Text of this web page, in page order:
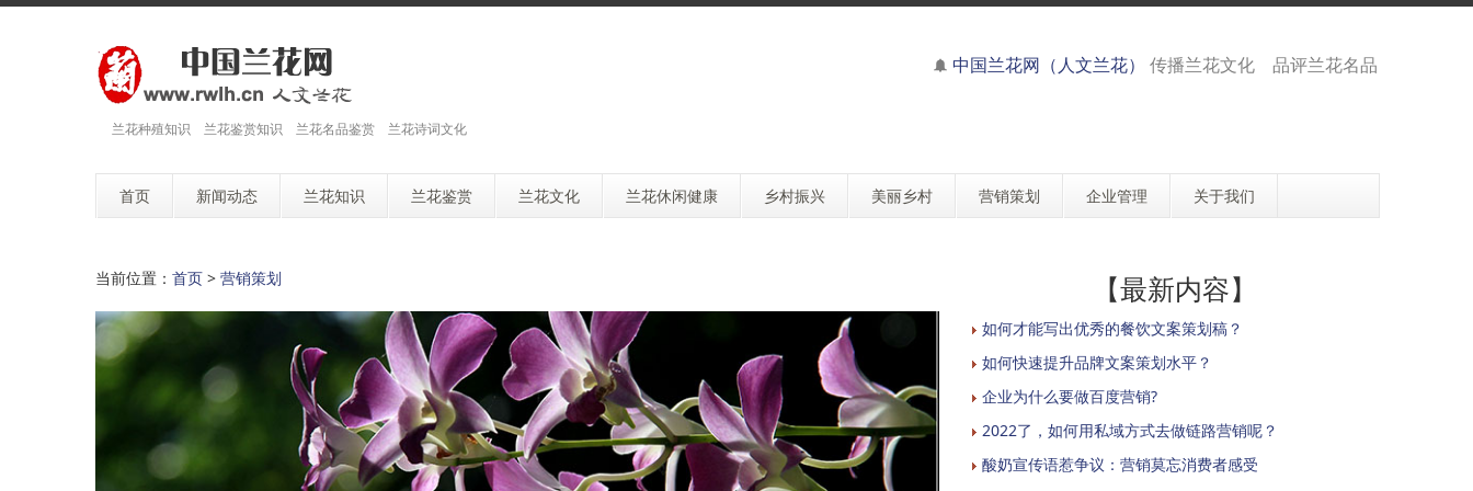
兰花种殖知识 兰花鉴赏知识 兰花名品鉴赏 兰花诗词文化
中国兰花网（人文兰花） 传播兰花文化 品评兰花名品
首页 新闻动态 兰花知识 兰花鉴赏 兰花文化 兰花休闲健康 乡村振兴 美丽乡村 营销策划 企业管理 关于我们
当前位置： 首页 > 营销策划 【最新内容】
如何才能写出优秀的餐饮文案策划稿？
如何快速提升品牌文案策划水平？
企业为什么要做百度营销?
2022了，如何用私域方式去做链路营销呢？
酸奶宣传语惹争议：营销莫忘消费者感受